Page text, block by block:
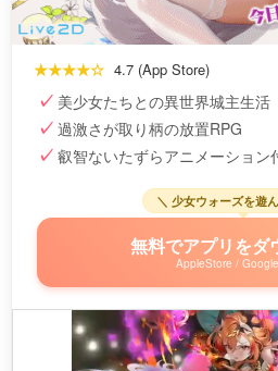
★★★★☆ 4.7 (App Store)
美少女たちとの異世界城主生活
過激さが取り柄の放置RPG
叡智ないたずらアニメーション
＼ 少女ウォーズを遊
無料でアプリをダ
AppleStore /